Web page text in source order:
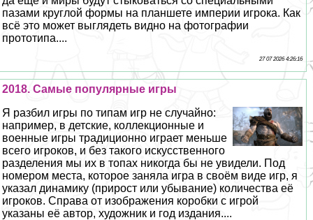
пазами круглой формы на планшете империи игрока. Как
всё это может выглядеть видно на фотографии
прототипа....
27 07 2026 4:26:16
2018. Самые популярные игры
Я разбил игры по типам игр не случайно:
например, в детские, коллекционные и
военные игры традиционно играет меньше
всего игроков, и без такого искусственного
разделения мы их в топах никогда бы не увидели. Под
номером места, которое заняла игра в своём виде игр, я
указал динамику (прирост или убывание) количества её
игроков. Справа от изображения коробки с игрой
указаны её автор, художник и год издания....